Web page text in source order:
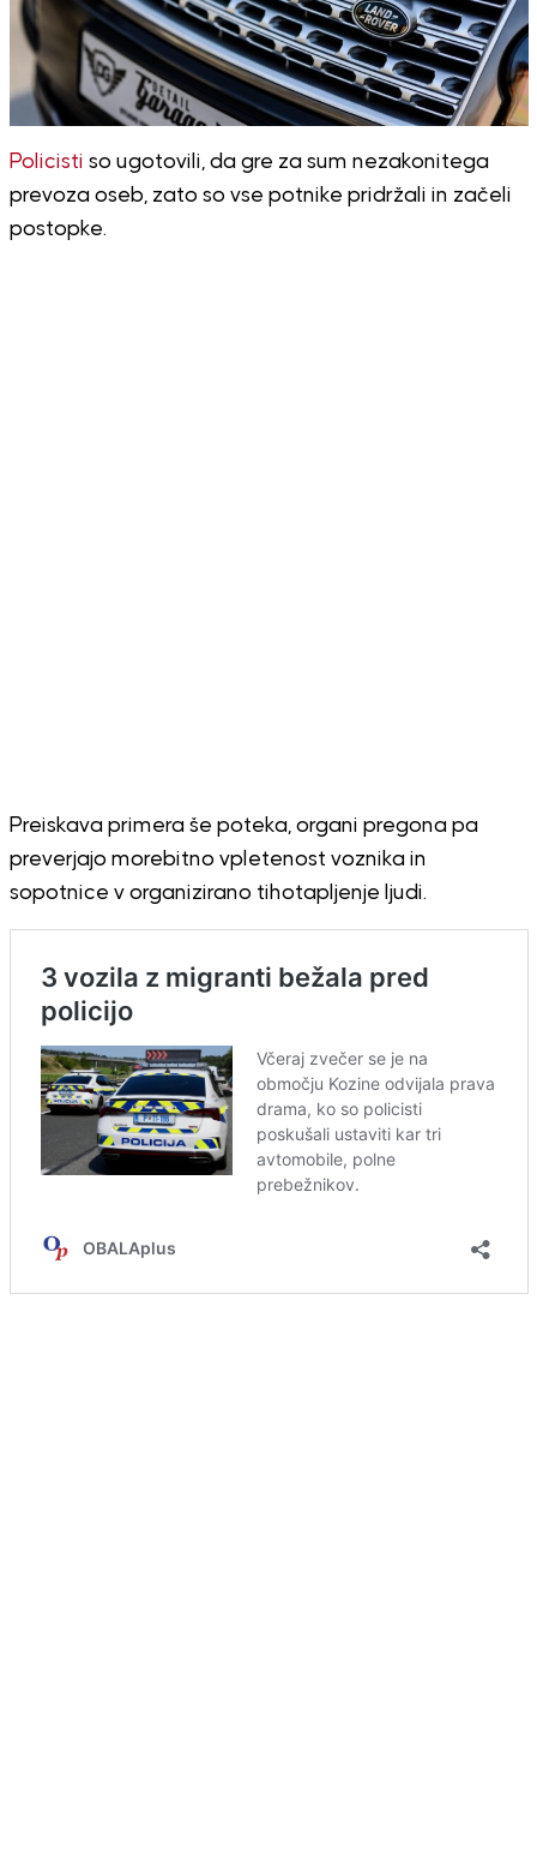
Policisti so ugotovili, da gre za sum nezakonitega
prevoza oseb, zato so vse potnike pridržali in začeli
postopke.
Preiskava primera še poteka, organi pregona pa
preverjajo morebitno vpletenost voznika in
sopotnice v organizirano tihotapljenje ljudi.